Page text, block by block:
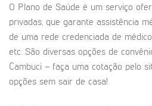
O Plano de Saúde é um serviço
privadas, que garante assistência
de uma rede credenciada de
etc. São diversas opções de
Cambuci – faça uma cotação pelo
opções sem sair de casa!